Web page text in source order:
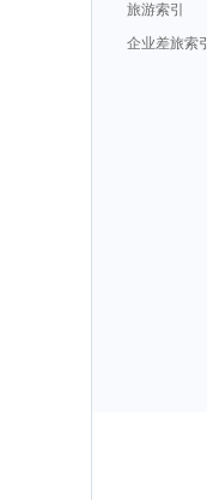
旅游索引
企业差旅索引